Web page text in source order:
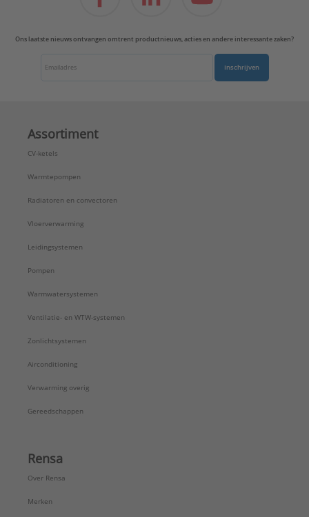
Ons laatste nieuws ontvangen omtrent productnieuws, acties en andere interessante zaken?
Inschrijven
Assortiment
CV-ketels
Warmtepompen
Radiatoren en convectoren
Vloerverwarming
Leidingsystemen
Pompen
Warmwatersystemen
Ventilatie- en WTW-systemen
Zonlichtsystemen
Airconditioning
Verwarming overig
Gereedschappen
Rensa
Over Rensa
Merken